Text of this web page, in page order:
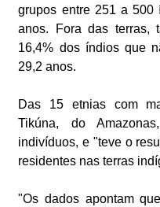
grupos entre 251 a 500
anos. Fora das terras,
16,4% dos índios que
29,2 anos.
Das 15 etnias com
Tikúna, do
indivíduos, e "teve o
residentes nas terras
"Os dados apontam